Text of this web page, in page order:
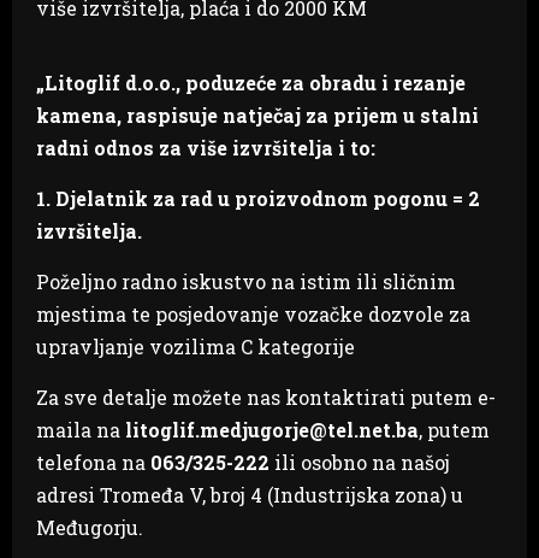
„Litoglif d.o.o., poduzeće za obradu i rezanje
kamena, raspisuje natječaj za prijem u stalni
radni odnos za više izvršitelja i to:
1. Djelatnik za rad u proizvodnom pogonu = 2
izvršitelja.
Poželjno radno iskustvo na istim ili sličnim
mjestima te posjedovanje vozačke dozvole za
upravljanje vozilima C kategorije
Za sve detalje možete nas kontaktirati putem e-
maila na litoglif.medjugorje@tel.net.ba, putem
telefona na 063/325-222 ili osobno na našoj
adresi Tromeđa V, broj 4 (Industrijska zona) u
Međugorju.